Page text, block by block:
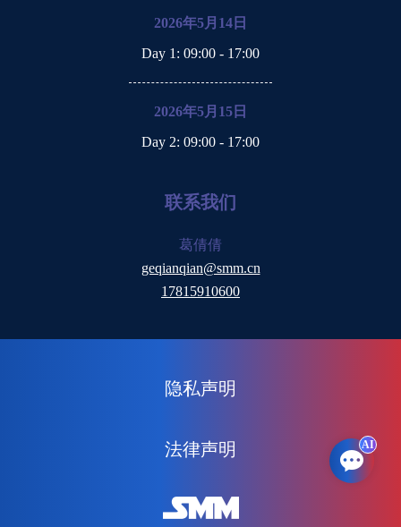
2026年5月14日
Day 1 : 09:00 - 17:00
2026年5月15日
Day 2: 09:00 - 17:00
联系我们
葛倩倩
geqianqian@smm.cn
17815910600
隐私声明
法律声明 AI